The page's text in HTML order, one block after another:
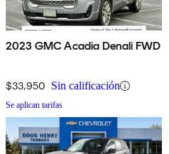
2023 GMC Acadia Denali FWD
$33,950 Sin calificación
Se aplican tarifas